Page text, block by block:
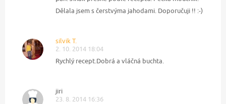
Dělala jsem s čerstvýma jahodami. Doporučuji !! :-)
silvik T.
2. 10. 2014 18:04
Rychlý recept.Dobrá a vláčná buchta.
jiri
23. 8. 2014 16:36